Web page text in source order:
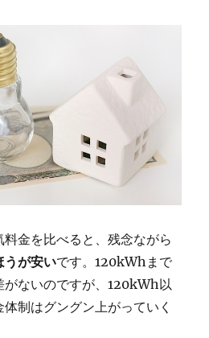
金を比べると、残念ながら
うが安いです。120kWhまで
がないのですが、120kWh以
制はグングン上がっていく